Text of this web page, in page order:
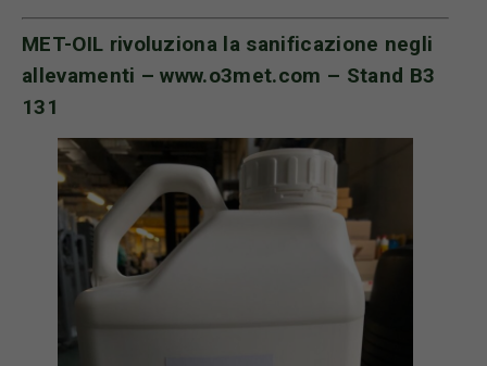
MET-OIL rivoluziona la sanificazione negli
allevamenti –www.o3met.com – Stand B3
131